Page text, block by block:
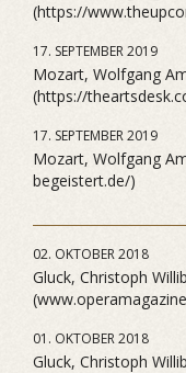
(https://
17. SEPTEMBER 2019
Mozart, Wolfgang
(https://
17. SEPTEMBER 2019
Mozart, Wolfgang
begeistert.de/)
02. OKTOBER 2018
Gluck, Christoph
01. OKTOBER 2018
Gluck, Christoph